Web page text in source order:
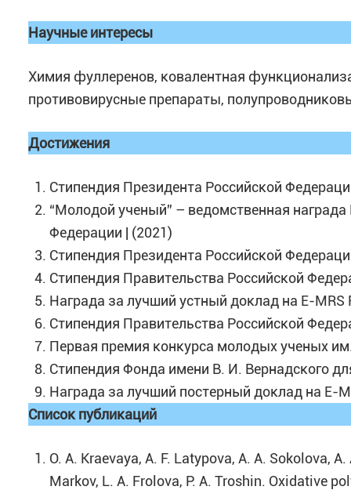
Научные интересы
Химия фуллеренов, ковалентная
противовирусные препараты,
Достижения
Стипендия Президента Российской
“Молодой ученый” – ведомственная
Федерации | (2021)
Стипендия Президента Российской
Стипендия Правительства Российской
Награда за лучший устный доклад на E-
Стипендия Правительства Российской
Первая премия конкурса молодых ученых
Стипендия Фонда имени В. И. Вернадского
Награда за лучший постерный доклад на E-
Список публикаций
O. A. Kraevaya, A. F. Latypova, A. A. Sokolova,
Markov, L. A. Frolova, P. A. Troshin. Oxidative